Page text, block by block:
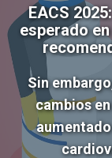
EACS
esperado
Sin
cambios